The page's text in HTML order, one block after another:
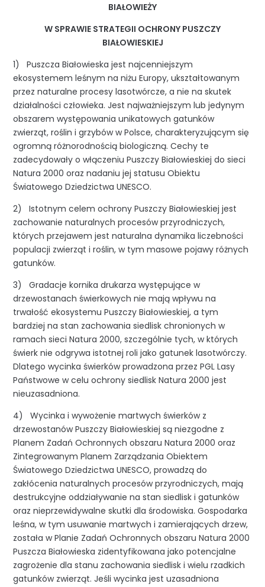
BIAŁOWIEŻY
W SPRAWIE STRATEGII OCHRONY PUSZCZY
BIAŁOWIESKIEJ
1) Puszcza Białowieska jest najcenniejszym
ekosystemem leśnym na niżu Europy, ukształtowanym
przez naturalne procesy lasotwórcze, a nie na skutek
działalności człowieka. Jest najważniejszym lub jedynym
obszarem występowania unikatowych gatunków
zwierząt, roślin i grzybów w Polsce, charakteryzującym się
ogromną różnorodnością biologiczną. Cechy te
zadecydowały o włączeniu Puszczy Białowieskiej do sieci
Natura 2000 oraz nadaniu jej statusu Obiektu
Światowego Dziedzictwa UNESCO.
2) Istotnym celem ochrony Puszczy Białowieskiej jest
zachowanie naturalnych procesów przyrodniczych,
których przejawem jest naturalna dynamika liczebności
populacji zwierząt i roślin, w tym masowe pojawy różnych
gatunków.
3) Gradacje kornika drukarza występujące w
drzewostanach świerkowych nie mają wpływu na
trwałość ekosystemu Puszczy Białowieskiej, a tym
bardziej na stan zachowania siedlisk chronionych w
ramach sieci Natura 2000, szczególnie tych, w których
świerk nie odgrywa istotnej roli jako gatunek lasotwórczy.
Dlatego wycinka świerków prowadzona przez PGL Lasy
Państwowe w celu ochrony siedlisk Natura 2000 jest
nieuzasadniona.
4) Wycinka i wywożenie martwych świerków z
drzewostanów Puszczy Białowieskiej są niezgodne z
Planem Zadań Ochronnych obszaru Natura 2000 oraz
Zintegrowanym Planem Zarządzania Obiektem
Światowego Dziedzictwa UNESCO, prowadzą do
zakłócenia naturalnych procesów przyrodniczych, mają
destrukcyjne oddziaływanie na stan siedlisk i gatunków
oraz nieprzewidywalne skutki dla środowiska. Gospodarka
leśna, w tym usuwanie martwych i zamierających drzew,
została w Planie Zadań Ochronnych obszaru Natura 2000
Puszcza Białowieska zidentyfikowana jako potencjalne
zagrożenie dla stanu zachowania siedlisk i wielu rzadkich
gatunków zwierząt. Jeśli wycinka jest uzasadniona